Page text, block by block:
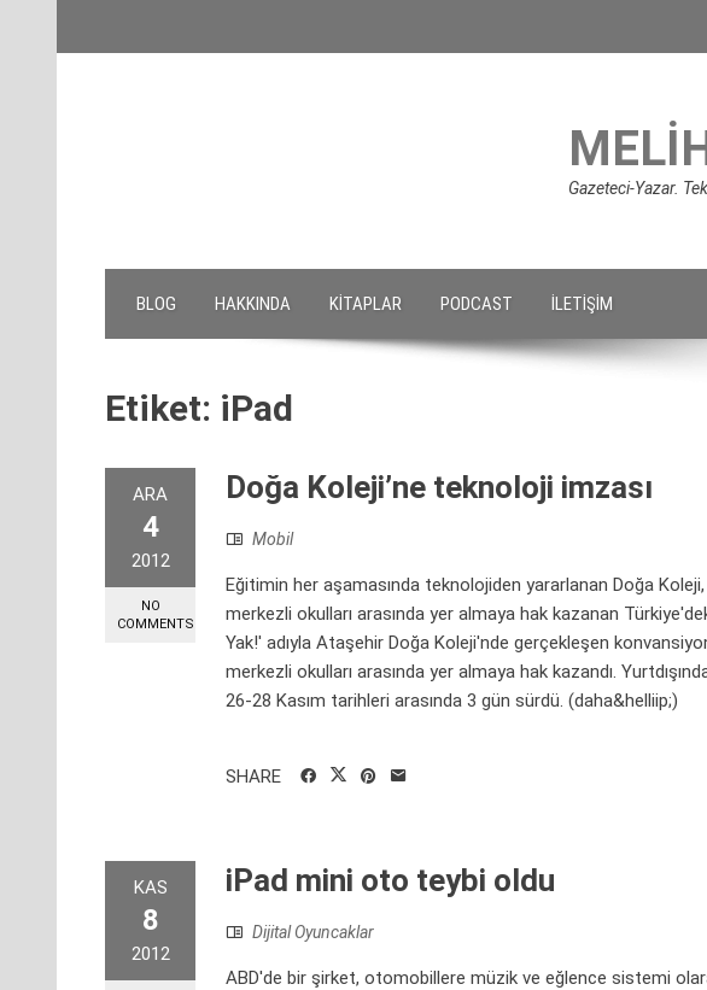
Gazeteci-Yazar.
BLOG HAKKINDA KITAPLAR PODCAST İLETIŞIM
Etiket: iPad
ARA
4
2012
NO
COMMENTS
Doğa Koleji’ne teknoloji imzası
Mobil
Eğitimin her aşamasında teknolojiden yararlanan Doğa
merkezli okulları arasında yer almaya hak kazanan
Yak!' adıyla Ataşehir Doğa Koleji'nde gerçekleşen
merkezli okulları arasında yer almaya hak kazandı.
26-28 Kasım tarihleri arasında 3 gün sürdü. (daha&helliip;)
SHARE
KAS
8
2012
iPad mini oto teybi oldu
Dijital Oyuncaklar
ABD'de bir şirket, otomobillere müzik ve eğlence sistemi